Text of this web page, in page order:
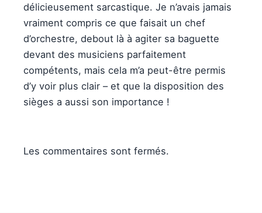
délicieusement sarcastique. Je n’avais jamais
vraiment compris ce que faisait un chef
d’orchestre, debout là à agiter sa baguette
devant des musiciens parfaitement
compétents, mais cela m’a peut-être permis
d’y voir plus clair – et que la disposition des
sièges a aussi son importance !
Les commentaires sont fermés.